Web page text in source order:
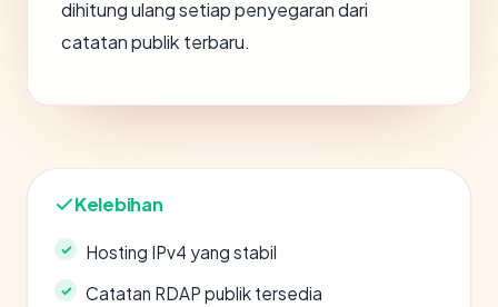
dihitung ulang setiap penyegaran dari
catatan publik terbaru.
Kelebihan
Hosting IPv4 yang stabil
Catatan RDAP publik tersedia